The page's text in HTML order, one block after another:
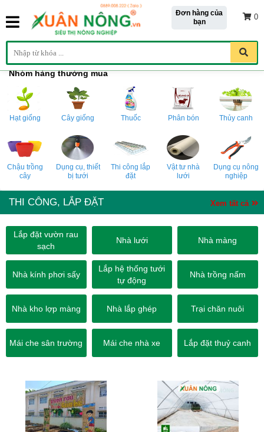
Đơn hàng của
bạn
0
Nhóm hàng thường mua
Hạt giống Cây giống Thuốc Phân bón Thủy canh
Chậu trồng
cây
Dụng cụ, thiết
bị tưới
Thi công lắp
đặt
Vật tư nhà
lưới
Dụng cụ nông
nghiệp
THI CÔNG, LẮP ĐẶT
Lắp đặt vườn rau
sạch
Nhà lưới Nhà màng
Nhà kính phơi sấy
Lắp hệ thống tưới
tự động
Nhà trồng nấm
Nhà kho lợp màng Nhà lắp ghép Trại chăn nuôi
Mái che sân trường Mái che nhà xe Lắp đặt thuỷ canh
Xem tất cả